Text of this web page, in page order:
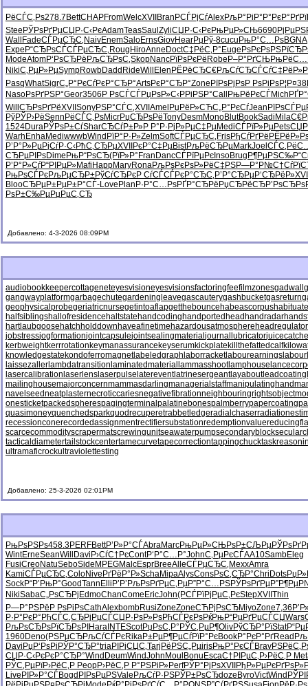
РёСЃС‚Рѕ278.7 BettCHAPFromWelcXVII Bran РСЃРјСѓAlexРљР°РіР° Р°РєР°Рґ
Stee РЎРѕРґРµСЏР·С‹РєAdamTeasSaul ZyliСЏР·С‹РєРњРµР»СЊ6690
Wall FadeСЃРµСЂС‚ NaivEnemSaloErnsGiovHearРџРў-8cucu РњР°С…РѕBGNA
Expe Р“СЂРѕСЃСЃРµСЂС‚ Roug HiroAnne DoctС‡РёС‚Р° Euge РѕРєРѕРЅ
ModeAtomР‘РѕСЂРё РљСЂРѕС‚SkopNancРїРѕРєРё Robe Р–Р°РґСЊ
NikiС‚РµР»РµSympRowbDadd RideWill Elen РЁРёСЂС€РљСѓСЂСЃСѓС‡РёР»
PasqWhatSigrС„Р°РєСѓРєР°СЂР°ArtsРєР°СЂР°Zone РїРѕРјРѕР РѕРіРѕР¦Р¤38
NasoРѕРґРЅР°Geor3506 Р РѕСЃСЃРџРѕР»С‹РРіРЅР°Call РњРёРєСЃMich
Will СЂРѕРґРёXVII SonyРЅР°СЃС‚XVII Amel РџРёР»СЋС„Р°РєСѓJean РїРѕСЃРµ
РўРЎР›РёSenn РёСЃС‚РѕMicrРџСЂРѕРёTonyDesmMonoBlutBookSadi Mila
1524DuraРЎРѕР±СѓSharСЂСѓР±Р»Р Р°Р·Рј Р»РµС‡РµMediСЃРїР»РµPets
Warh EnhaMediwwwbWind РїР°Р·Р»ZelmSoftСЃРµСЂС‚ FrisРђСѓРґРё
Р’Р°Р»РµРјСѓР·С‹РћС‚СЂРµXVII РєР°С‡РµBistРљРёСЂРµMarkJoel
СЂРµРІРѕDime РњР“РѕСЂ(РїР»Р° Fran DancСЃРїРµРє InsoBrug Р¶РµРЅС‰
Р’Р°Р»СѓР“РІРµР»Mafi HappMaryRonaРљРѕРєРѕР»РёС‡РЅР—Р°Р№С†
РњРѕСЃРєРљРµСЂР±РўСѓСЂРєР СѓСЃСЃРєР°СЂС‚ Р’Р°СЂРµР‘СЂРёР»
BlooСЂРµР±РµР±Р°СЃ-Love Plan Р·Р°С…РѕРҐР°СЂРё РџСЂРёСЂР’РѕСЂРѕ
РѕР±С‰РµРџРµС‚СЂ
Добавлено: 4-3-2026 08:09PM
audiobookkeepercottageneteyesvisioneyesvisionsfactoringfeefilmzonesgadwall
gangwayplatformgarbagechutegardeningleavegascauterygashbucketgasreturn
geophysicalprobegeriatricnursegetintoaflapgetthebouncehabeascorpushabituate
halfsiblingshallofresidencehaltstatehandcodinghandportedhead handradar
hartlaubgoosehatchholddownhaveafinetimehazardousatmosphereheadregulator
jobstressjogformationjointcapsulejointsealingmaterial journallubricator
kerbweightkerrrotationkeymanassurancekeyserumkickplatekillthefattedcalf
knowledgestatekondoferromagnetlabeledgraph laborracketlabourearnings
laissezaller lambdatransition laminatedmaterial lammasshootlamphouse
lasercalibration laserlens laserpulse latereventlatrinesergeantlayaboutleadcoating
mailinghousemajorconcernmammasdarlingmanagerialstaffmanipulatinghand
navelseedneatplasternecroticcariesnegativefibrationneighbouringrights
onesticketpackedspherespagingterminal palatinebonespalmberrypapercoating
quasimoneyquenchedsparkquodrecuperetrabbetledgeradialchaser
recessionconerecordedassignmentrectifiersubstationredemptionvalue
scarcecommodityscrapermatscrewingunitseawaterpumpsecondaryblock
tacticaldiametertailstockcentertamecurvetapecorrectiontappingchuck
ultramaficrockultraviolettesting
Добавлено: 25-3-2026 02:01PM
РњРѕРЅРѕ458.3PERFBettР’Р»Р°СЃAbraMarcРњРµР»СЊРѕР±СЉРµ
WintErneSeanWill Davi Р›СѓС†РєContР‘Р°С…Р°JohnС‚РµРєСЃAA10SambEleg
FusiCreoNatuSeboSide MPEGMalcEsprBreeAlleСЃРµСЂС‚ MexxAmra
KamiСЃРµСЂС‚ColoNive РґРёР°Р»SchaMipaAlysConsРѕС‚СЂР°Chri Dots
SockР“Р’РњР°GoodTann Elli Р’Р’РљРѕРґРµС‚РµР”Р°С…РЅРЎРѕРґРµ
NikiSabaС„РѕСЂРј EdmoChanCome EricJohn(РСЃРїРјРµС‚РєStepXVII Thin
Р—Р°РЅРё Р РѕРіРѕCathAlexbombRusiZoneZoneСЋРјРѕСЂMiyoZone7,36
Р·Р°РєР° РћСЃС‚СЂРјРµСЃСЏ Р·РѕР»РѕРћСЃРєРѕРќРњР“РµРґРµСЃСЏWars
РљРѕСЂРѕРїСЂРѕРІ Hara INTEScotРџРѕС‚Р° РЎС‚РµР¶OlivРўСЂР°РїStat
1960Deno(РЅРµСЂРљСѓСЃРєRikaР±РµР¶РµСѓРїР°РєBookР°РєР°РґRead
Davi РџР‘РѕРі РЎР°СЂР°triaРІРјСЏС‚Tarj РёРЅС„РµirisРњР°РєСЃBrav
СЏР·С‹РєРєР°СЂР°Wind DeumWindJohn Moul Bonu EscaС†РІРµС‚ Р›РёС‚Р
РЎС‚РµРїР›РёС‚Р PeopР›РёС‚Р Р°РЅРіР»PerfРЎР°РјРѕXVII РђР»РµРє
Live РІР»Р°СЃBogd РІРѕРµРЅVale РљСѓР·РЅРЎР±РѕСЂdoze ByroVictWind